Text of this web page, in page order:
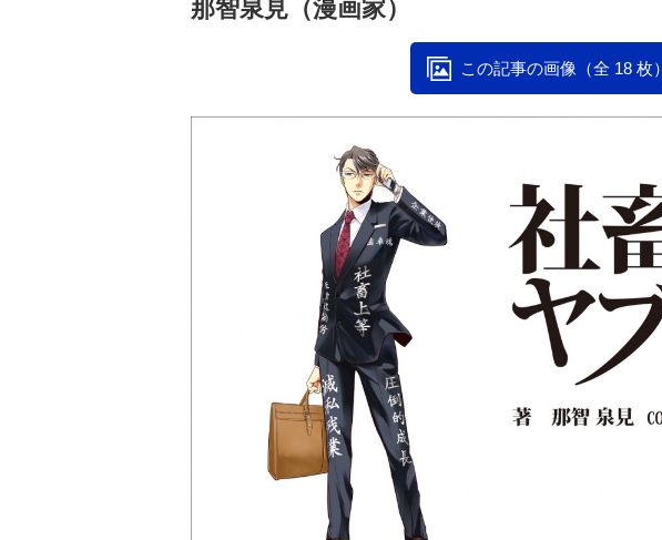
那智泉見（漫画家）
この記事の画像（全 18 枚）